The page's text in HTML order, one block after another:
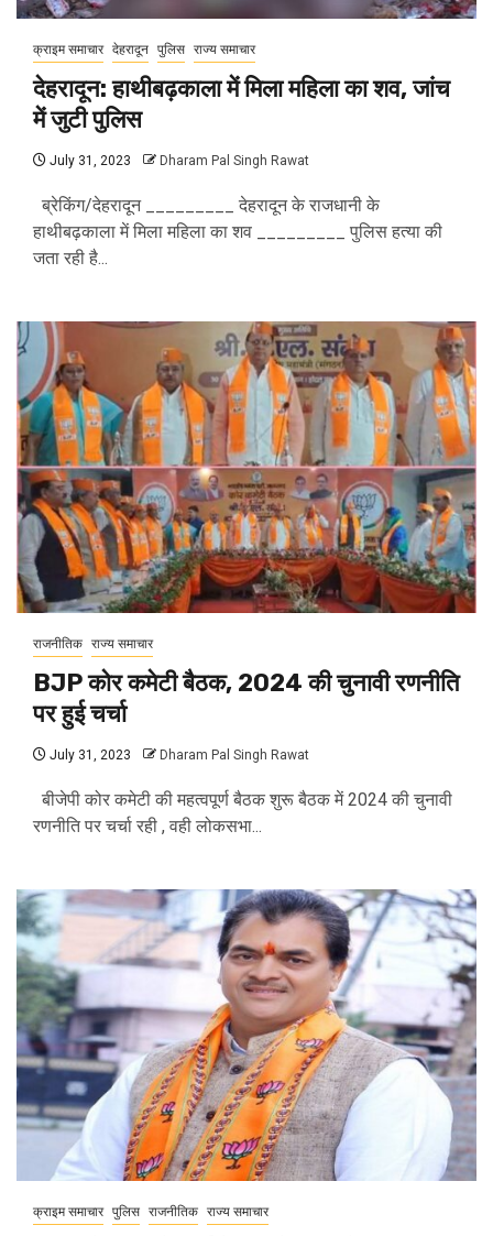
क्राइम समाचार देहरादून पुलिस राज्य समाचार
देहरादून: हाथीबढ़काला में मिला महिला का शव, जांच
में जुटी पुलिस
July 31, 2023 Dharam Pal Singh Rawat
ब्रेकिंग/देहरादून _________ देहरादून के राजधानी के
हाथीबढ़काला में मिला महिला का शव _________ पुलिस हत्या की
जता रही है...
राजनीतिक राज्य समाचार
BJP कोर कमेटी बैठक, 2024 की चुनावी रणनीति
पर हुई चर्चा
July 31, 2023 Dharam Pal Singh Rawat
बीजेपी कोर कमेटी की महत्वपूर्ण बैठक शुरू बैठक में 2024 की चुनावी
रणनीति पर चर्चा रही , वही लोकसभा...
क्राइम समाचार पुलिस राजनीतिक राज्य समाचार